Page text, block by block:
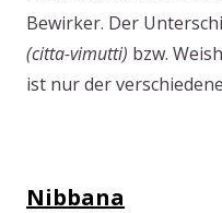
Bewirker. Der
(citta-vimutti) bzw.
ist nur der
Nibbana